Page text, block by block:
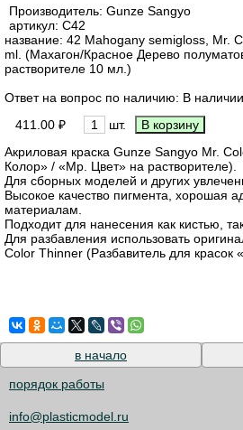
Производитель: Gunze Sangyo
артикул: C42
название: 42 Mahogany semigloss, Mr.
ml. (Махагон/Красное Дерево
растворителе 10 мл.)
Ответ на вопрос по наличию: В
411.00 ₽
шт.
Акриловая краска Gunze Sangyo Mr.
Колор» / «Мр. Цвет» на растворителе).
Для сборных моделей и других
Высокое качество пигмента, хорошая
материалам.
Подходит для нанесения как кистью,
Для разбавления использовать
Color Thinner (Разбавитель для
в начало
порядок работы
info@plasticmodel.ru